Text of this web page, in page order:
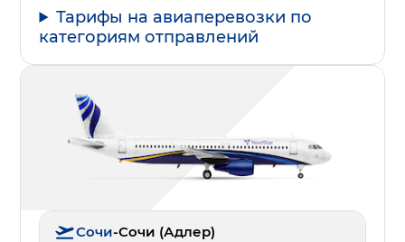
Тарифы на авиаперевозки по
категориям отправлений
Сочи-Сочи (Адлер)